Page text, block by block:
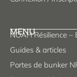
MENU
NOAH Résilience
Guides & articles
Portes de bunker